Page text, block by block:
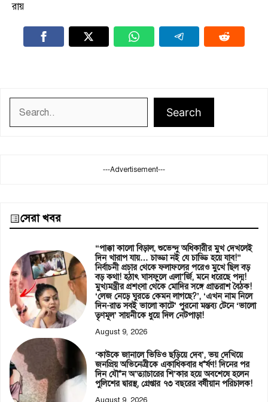
রায়
Search
---Advertisement---
সেরা খবর
“পাক্কা কালো বিড়াল, শুভেন্দু অধিকারীর মুখ দেখলেই
দিন খারাপ যায়… চাড্ডা নই যে চাড্ডি হয়ে যাব!”
নির্বাচনী প্রচার থেকে ফলাফলের পরেও মুখে ছিল বড়
বড় কথা! হঠাৎ ঘাসফুলে এলা’র্জি, মনে ধরেছে পদ্ম!
মুখ্যমন্ত্রীর প্রশংসা থেকে মোদির সঙ্গে প্রাতরাশ বৈঠক!
‘লেজ নেড়ে ঘুরতে কেমন লাগছে?’, ‘এখন নাম নিলে
দিন-রাত সবই ভালো কাটে’ পুরনো মন্তব্য টেনে ‘ভালো
তৃণমূল’ সায়নীকে ধুয়ে দিল নেটপাড়া!
August 9, 2026
‘কাউকে জানালে ভিডিও ছড়িয়ে দেব’, ভয় দেখিয়ে
জনপ্রিয় অভিনেত্রীকে একাধিকবার ধ*র্ষণ! দিনের পর
দিন যৌ*ন অ’ত্যাচারের শি’কার হয়ে অবশেষে হলেন
পুলিশের দ্বারস্থ, গ্রেপ্তার ৭৩ বছরের বর্ষীয়ান পরিচালক!
August 9, 2026